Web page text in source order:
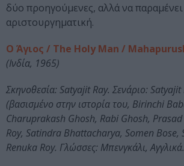
δύο προηγούμενες, αλλά να παραμένει
αριστουργηματική.
Ο Άγιος / The Holy Man /
(Ινδία, 1965)
Σκηνοθεσία: Satyajit Ray. Σενάριο:
(βασισμένο στην ιστορία του, Birinchi
Charuprakash Ghosh, Rabi Ghosh,
Roy, Satindra Bhattacharya, Somen Bose,
Renuka Roy. Γλώσσες: Μπενγκάλι,